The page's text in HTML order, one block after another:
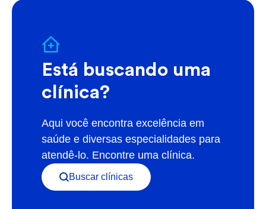
Está buscando uma
clínica?
Aqui você encontra excelência em
saúde e diversas especialidades para
atendê-lo. Encontre uma clínica.
Buscar clínicas